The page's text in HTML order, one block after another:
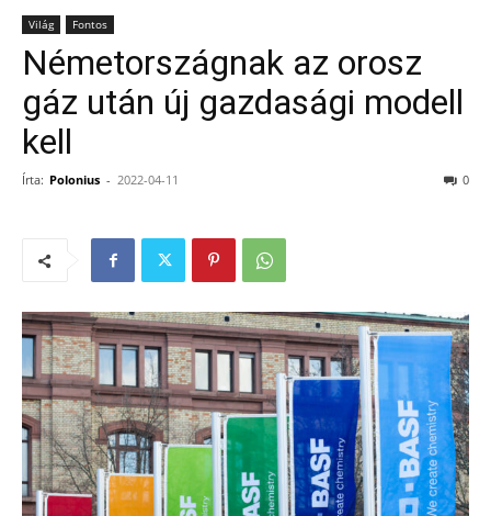
Világ Fontos
Németországnak az orosz
gáz után új gazdasági modell
kell
Írta: Polonius - 2022-04-11 0